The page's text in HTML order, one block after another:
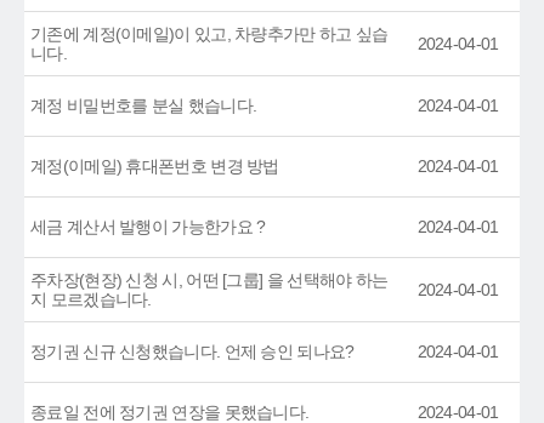
기존에 계정(이메일)이 있고, 차량추가만 하고 싶습
니다.
2024-04-01
계정 비밀번호를 분실 했습니다. 2024-04-01
계정(이메일) 휴대폰번호 변경 방법 2024-04-01
세금 계산서 발행이 가능한가요 ? 2024-04-01
주차장(현장) 신청 시, 어떤 [그룹] 을 선택해야 하는
지 모르겠습니다.
2024-04-01
정기권 신규 신청했습니다. 언제 승인 되나요? 2024-04-01
종료일 전에 정기권 연장을 못했습니다. 2024-04-01